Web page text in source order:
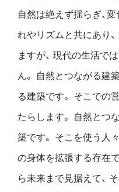
自然は絶えず揺らぎ、変
れやリズムと共にあり、
ますが、 現代の生活で
ん。
自然とつながる建
る建築です。 そこでの
たらします。
自然とつ
築です。 そこを使う人
の身体を拡張する存在で
ら未来まで見据えて、